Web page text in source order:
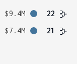
$9.4M
22
$7.4M 21